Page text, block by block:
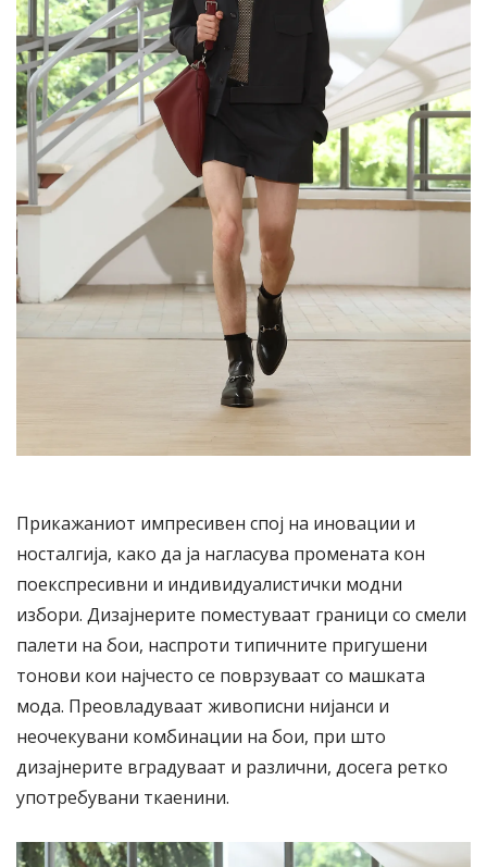
Прикажаниот импресивен спој на иновации и
носталгија, како да ја нагласува промената кон
поекспресивни и индивидуалистички модни
избори. Дизајнерите поместуваат граници со смели
палети на бои, наспроти типичните пригушени
тонови кои најчесто се поврзуваат со машката
мода. Преовладуваат живописни нијанси и
неочекувани комбинации на бои, при што
дизајнерите вградуваат и различни, досега ретко
употребувани ткаенини.